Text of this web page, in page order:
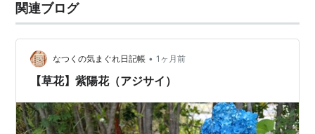
ーカリ）と 前回、上の写真を載せたけど その後、新葉を
トップにも…
関連ブログ
なつくの気まぐれ日記帳 • 1ヶ月前
【草花】紫陽花（アジサイ）